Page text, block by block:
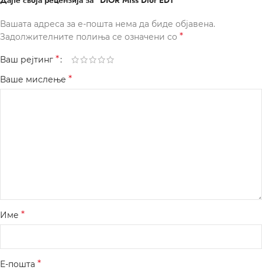
Вашата адреса за е-пошта нема да биде објавена.
Задолжителните полиња се означени со *
Ваш рејтинг *
Ваше мислење *
Име *
Е-пошта *